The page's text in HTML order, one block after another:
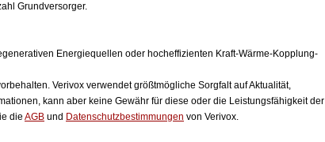
Grundversorger.
Energiequellen oder hocheffizienten Kraft-Wärme-Kopplung-
Verivox verwendet größtmögliche Sorgfalt auf Aktualität,
kann aber keine Gewähr für diese oder die Leistungsfähigkeit der
die AGB und Datenschutzbestimmungen von Verivox.